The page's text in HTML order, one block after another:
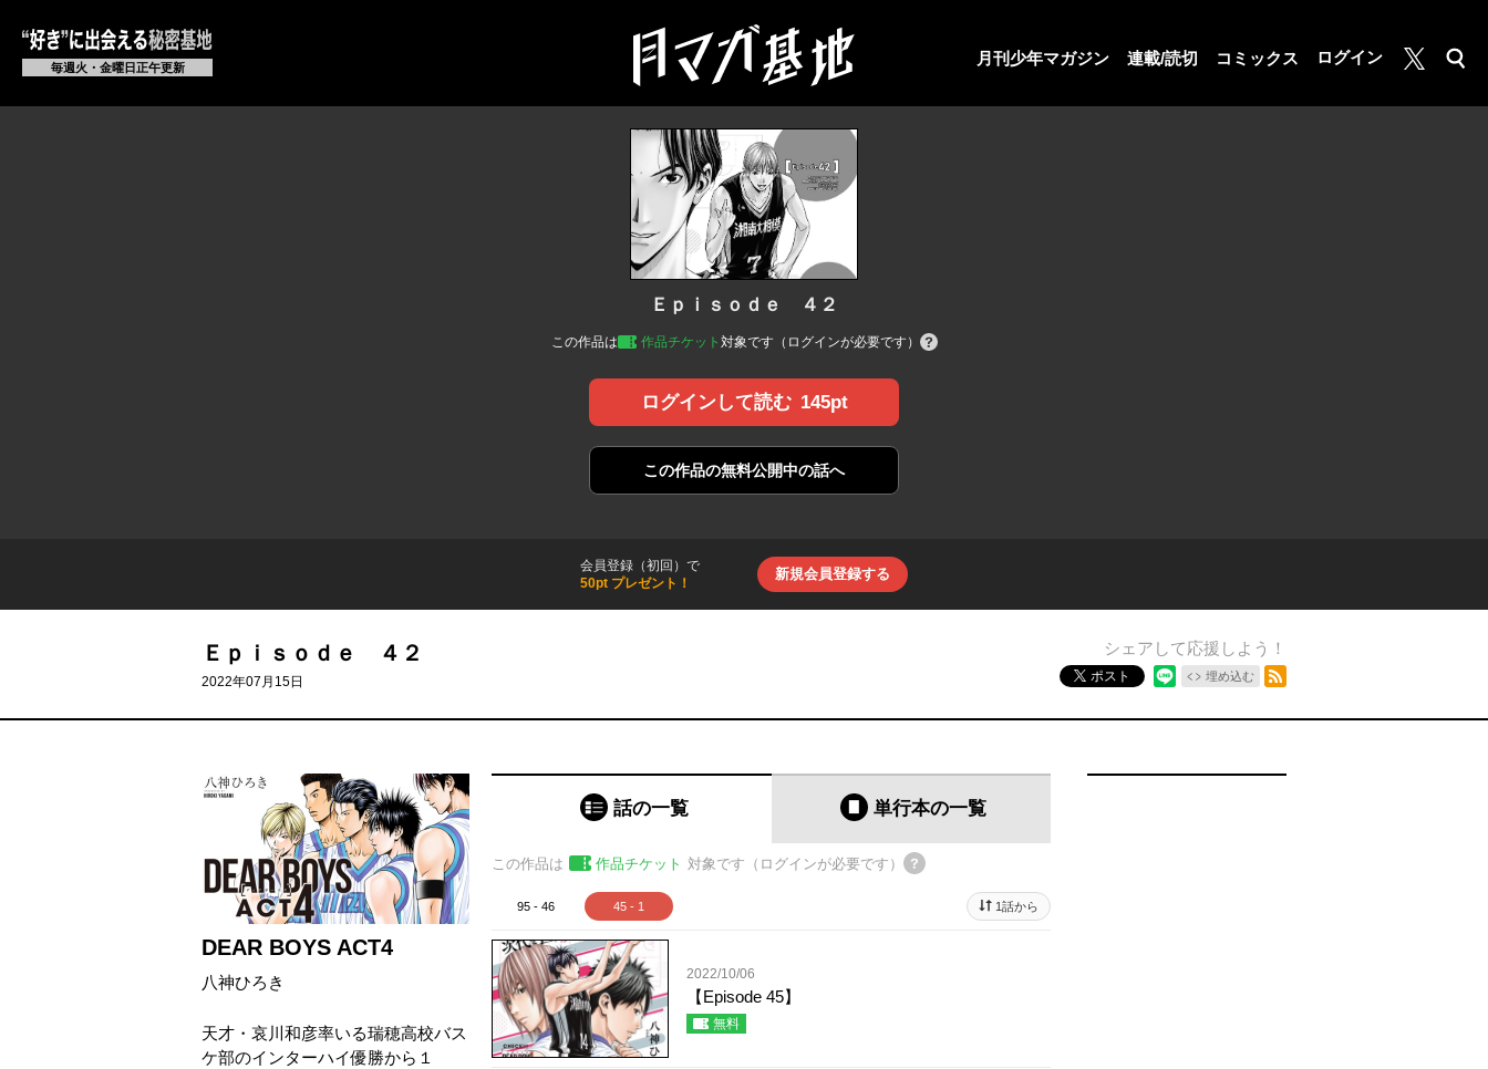
毎週火・金曜日正午更新
月刊少年マガジン 連載/読切 コミックス ログイン
月マガ基地
検索
Ｅｐｉｓｏｄｅ ４２
この作品は 作品チケット 対象です（ログインが必要です）
ログインして読む 145pt
この作品の無料公開中の話へ
会員登録（初回）で
50pt プレゼント！
新規会員登録する
Ｅｐｉｓｏｄｅ ４２
2022年07月15日
シェアして応援しよう！
ポスト 埋め込む
DEAR BOYS ACT4
八神ひろき
天才・哀川和彦率いる瑞穂高校バス
ケ部のインターハイ優勝から１
話の一覧 単行本の一覧
この作品は 作品チケット 対象です（ログインが必要です）
95 - 46 45 - 1 1話から
2022/10/06
【Episode 45】
無料